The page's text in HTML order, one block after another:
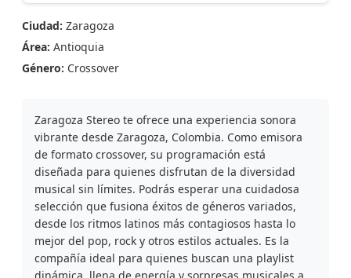
Ciudad: Zaragoza
Área: Antioquia
Género: Crossover
Zaragoza Stereo te ofrece una experiencia sonora
vibrante desde Zaragoza, Colombia. Como emisora
de formato crossover, su programación está
diseñada para quienes disfrutan de la diversidad
musical sin límites. Podrás esperar una cuidadosa
selección que fusiona éxitos de géneros variados,
desde los ritmos latinos más contagiosos hasta lo
mejor del pop, rock y otros estilos actuales. Es la
compañía ideal para quienes buscan una playlist